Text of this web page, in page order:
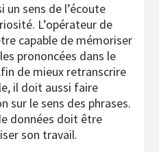
un sens de l’écoute
L’opérateur de
capable de mémoriser
prononcées dans le
de mieux retranscrire
il doit aussi faire
sur le sens des phrases.
données doit être
son travail.